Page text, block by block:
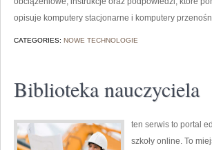
opisuje komputery stacjonarne i komputery
CATEGORIES: NOWE TECHNOLOGIE
Biblioteka nauczyciela
ten serwis to portal
szkoły online. To